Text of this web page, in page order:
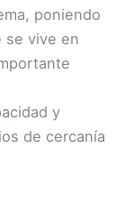
poniendo
se vive en
y
de cercanía